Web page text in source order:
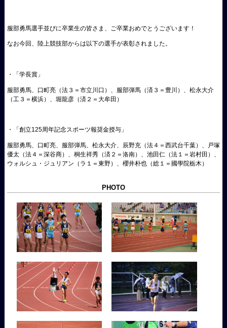
服部勇馬選手並びに卒業生の皆さま、ご卒業おめでとうございます！
なお今回、陸上競技部からは以下の選手が表彰されました。
・「学長賞」
服部勇馬、口町亮（法３＝市立川口）、服部弾馬（済３＝豊川）、松永大介
（工３＝横浜）、堀龍彦（済２＝大牟田）
・「創立125周年記念スポーツ報奨金授与」
服部勇馬、口町亮、服部弾馬、松永大介、辰野充（法４＝西武台千葉）、戸塚
優太（法４＝深谷商）、桐生祥秀（済２＝洛南）、池田仁（法１＝岩村田）、
ウォルシュ・ジュリアン（ラ１＝東野）、櫻井朴也（総１＝國學院栃木）
PHOTO